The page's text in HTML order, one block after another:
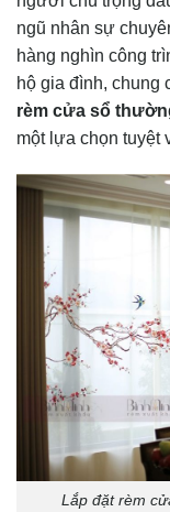
ngũ nhân sự
hàng nghìn công
hộ gia đình,
rèm cửa sổ
một lựa chọn tuyệt
Lắp đặt rèm